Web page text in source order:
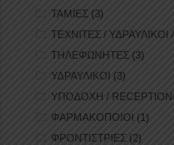
ΤΑΜΙΕΣ (3)
ΤΕΧΝΙΤΕΣ /
ΤΗΛΕΦΩΝΗΤΕΣ (3)
ΥΔΡΑΥΛΙΚΟΙ (3)
ΥΠΟΔΟΧΗ /
ΦΑΡΜΑΚΟΠΟΙΟΙ (1)
ΦΡΟΝΤΙΣΤΡΙΕΣ (2)